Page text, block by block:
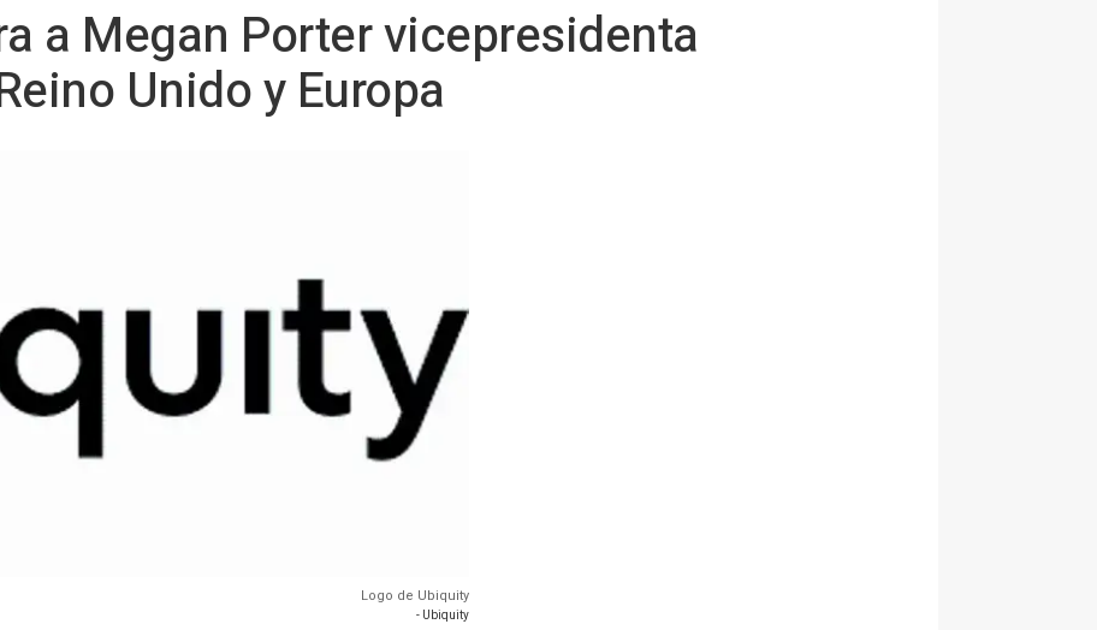
a Megan Porter vicepresidenta
Unido y Europa
Logo de Ubiquity
- Ubiquity